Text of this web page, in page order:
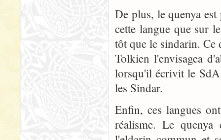
De plus, le quenya
cette langue que sur
tôt que le sindarin.
Tolkien l'envisagea
lorsqu'il écrivit le
les Sindar.
Enfin, ces langues
réalisme. Le quenya